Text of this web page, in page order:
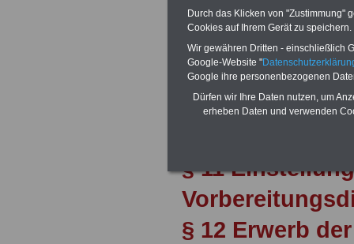
Abschnitt 2
Laufbahnen
§ 9 Laufbahn,
§ 11
§ 12 Erwerb
Durch das Klicken von "Zustimmung"
Cookies auf Ihrem Gerät zu speichern.
Wir gewähren Dritten - einschließlich
Google-Website "
Google ihre personenbezogenen
Dürfen wir Ihre Daten nutzen, um
erheben Daten und verwenden